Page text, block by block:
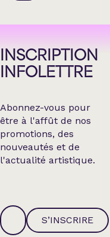
INSCRIPTION
INFOLETTRE
Abonnez-vous pour
être à l'affût de nos
promotions, des
nouveautés et de
l'actualité artistique.
S’INSCRIRE